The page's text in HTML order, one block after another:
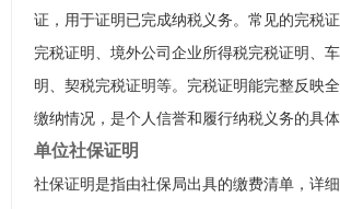
证，用于证明已完成纳税义务。常见的完税
完税证明、境外公司企业所得税完税证明、
明、契税完税证明等。完税证明能完整反映
缴纳情况，是个人信誉和履行纳税义务的具体
单位社保证明
社保证明是指由社保局出具的缴费清单，详